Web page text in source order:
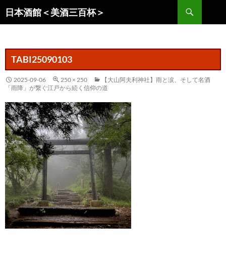
ン
ス
ッ
プ
日本酒館＜美酒三百杯＞
索
TABI25090103
2025-09-06 250 × 250
【大山阿夫利神社】雨と涙、そして名酒
「雨降」が繋ぐ江戸から続く信仰の道